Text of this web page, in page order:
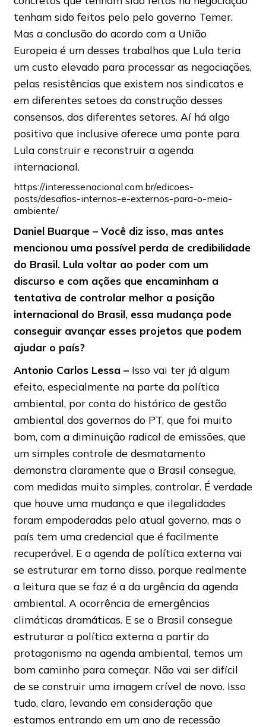
tenham sido feitos pelo pelo governo Temer.
Mas a conclusão do acordo com a União
Europeia é um desses trabalhos que Lula teria
um custo elevado para processar as negociações,
pelas resistências que existem nos sindicatos e
em diferentes setoes da construção desses
consensos, dos diferentes setores. Aí há algo
positivo que inclusive oferece uma ponte para
Lula construir e reconstruir a agenda
internacional.
https://interessenacional.com.br/edicoes-
posts/desafios-internos-e-externos-para-o-meio-
ambiente/
Daniel Buarque – Você diz isso, mas antes
mencionou uma possível perda de credibilidade
do Brasil. Lula voltar ao poder com um
discurso e com ações que encaminham a
tentativa de controlar melhor a posição
internacional do Brasil, essa mudança pode
conseguir avançar esses projetos que podem
ajudar o país?
Antonio Carlos Lessa – Isso vai ter já algum
efeito, especialmente na parte da política
ambiental, por conta do histórico de gestão
ambiental dos governos do PT, que foi muito
bom, com a diminuição radical de emissões, que
um simples controle de desmatamento
demonstra claramente que o Brasil consegue,
com medidas muito simples, controlar. É verdade
que houve uma mudança e que ilegalidades
foram empoderadas pelo atual governo, mas o
país tem uma credencial que é facilmente
recuperável. E a agenda de política externa vai
se estruturar em torno disso, porque realmente
a leitura que se faz é a da urgência da agenda
ambiental. A ocorrência de emergências
climáticas dramáticas. E se o Brasil consegue
estruturar a política externa a partir do
protagonismo na agenda ambiental, temos um
bom caminho para começar. Não vai ser difícil
de se construir uma imagem crível de novo. Isso
tudo, claro, levando em consideração que
estamos entrando em um ano de recessão